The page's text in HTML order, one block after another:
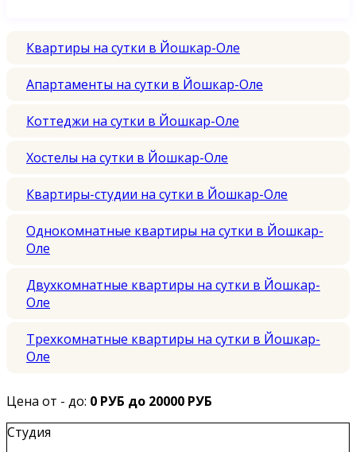
Квартиры на сутки в Йошкар-Оле
Апартаменты на сутки в Йошкар-Оле
Коттеджи на сутки в Йошкар-Оле
Хостелы на сутки в Йошкар-Оле
Квартиры-студии на сутки в Йошкар-Оле
Однокомнатные квартиры на сутки в Йошкар-
Оле
Двухкомнатные квартиры на сутки в Йошкар-
Оле
Трехкомнатные квартиры на сутки в Йошкар-
Оле
Цена от - до: 0 РУБ до 20000 РУБ
Студия